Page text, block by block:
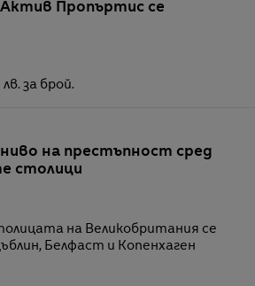
Актив Пропъртис се
за брой.
на престъпност сред
столици
на Великобритания се
Белфаст и Копенхаген